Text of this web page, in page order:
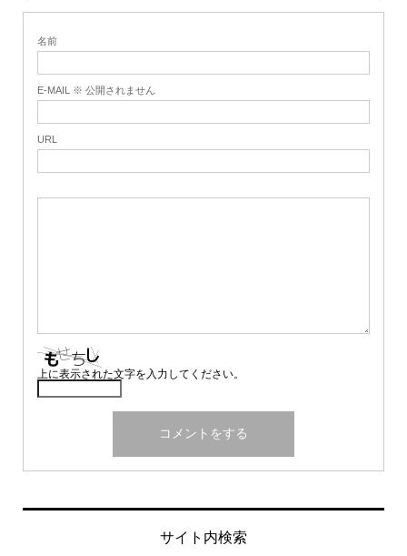
名前
E-MAIL ※ 公開されません
URL
上に表示された文字を入力してください。
サイト内検索